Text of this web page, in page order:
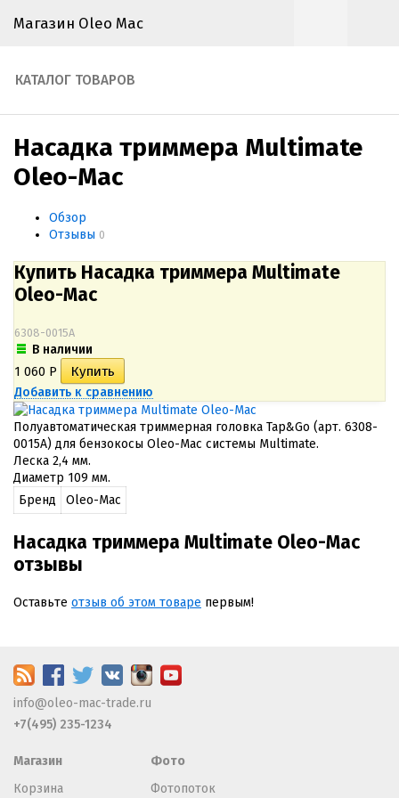
Магазин Oleo Mac
КАТАЛОГ ТОВАРОВ
Насадка триммера Multimate
Oleo-Mac
Обзор
Отзывы 0
Купить Насадка триммера Multimate
Oleo-Mac
6308-0015A
В наличии
1 060 Р
Добавить к сравнению
Полуавтоматическая триммерная головка Tap&Go (арт. 6308-
0015A) для бензокосы Oleo-Mac системы Multimate.
Леска 2,4 мм.
Диаметр 109 мм.
Бренд
Oleo-Mac
Насадка триммера Multimate Oleo-Mac
отзывы
Оставьте отзыв об этом товаре первым!
info@oleo-mac-trade.ru
+7(495) 235-1234
Магазин
Корзина
Фото
Фотопоток